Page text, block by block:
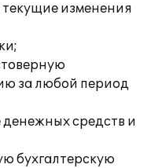
изменения
за любой период
средств и
бухгалтерскую